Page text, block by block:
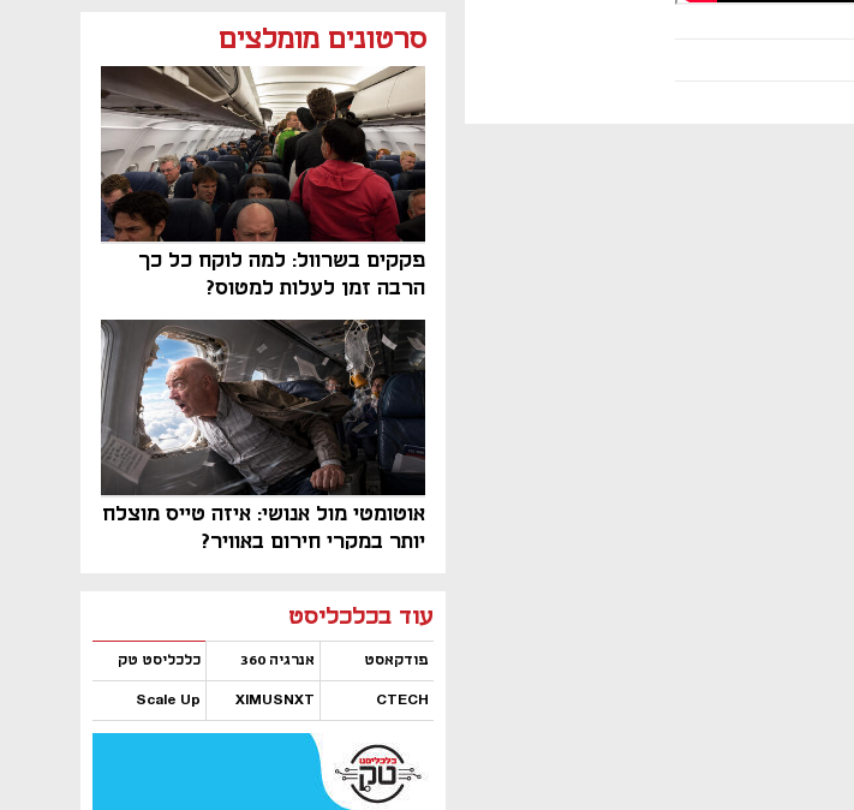
סרטונים מומלצים
פקקים בשרוול: למה לוקח כל כך
הרבה זמן לעלות למטוס?
אוטומטי מול אנושי: איזה טייס מוצלח
יותר במקרי חירום באוויר?
עוד בכלכליסט
פודקאסט אנרגיה 360 כלכליסט טק
CTECH
XIMUSNXT
Scale Up
נפתח בכרטיסייה חדשה
נפתח בכרטיסייה חדשה